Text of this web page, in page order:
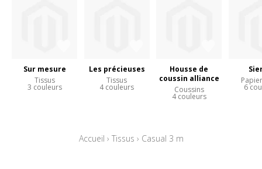
Sur mesure
Tissus
3 couleurs
Les précieuses
Tissus
4 couleurs
Housse de
coussin alliance
Coussins
4 couleurs
6
Accueil › Tissus › Casual 3 m